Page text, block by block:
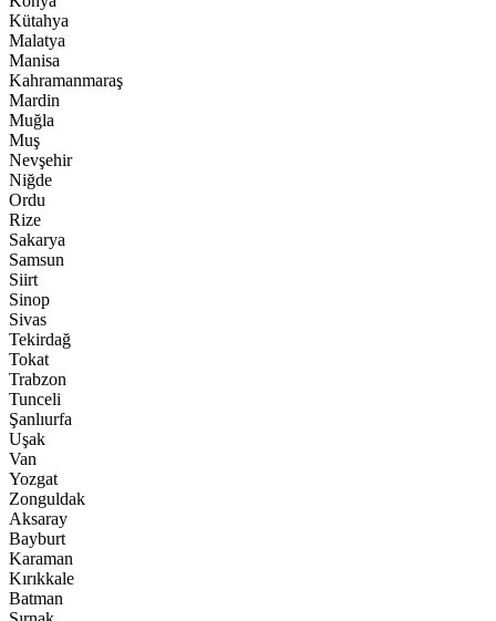
Kütahya
Malatya
Manisa
Kahramanmaraş
Mardin
Muğla
Muş
Nevşehir
Niğde
Ordu
Rize
Sakarya
Samsun
Siirt
Sinop
Sivas
Tekirdağ
Tokat
Trabzon
Tunceli
Şanlıurfa
Uşak
Van
Yozgat
Zonguldak
Aksaray
Bayburt
Karaman
Kırıkkale
Batman